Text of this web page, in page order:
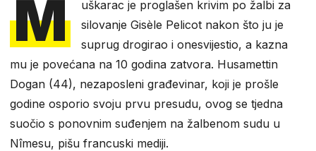
M
uškarac je proglašen krivim po žalbi za
silovanje Gisèle Pelicot nakon što ju je
suprug drogirao i onesvijestio, a kazna
mu je povećana na 10 godina zatvora. Husamettin
Dogan (44), nezaposleni građevinar, koji je prošle
godine osporio svoju prvu presudu, ovog se tjedna
suočio s ponovnim suđenjem na žalbenom sudu u
Nîmesu, pišu francuski mediji.